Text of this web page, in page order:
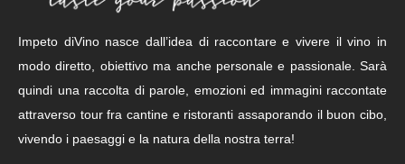
Impeto diVino nasce dall’idea di raccontare e vivere il vino in
modo diretto, obiettivo ma anche personale e passionale. Sarà
quindi una raccolta di parole, emozioni ed immagini raccontate
attraverso tour fra cantine e ristoranti assaporando il buon cibo,
vivendo i paesaggi e la natura della nostra terra!